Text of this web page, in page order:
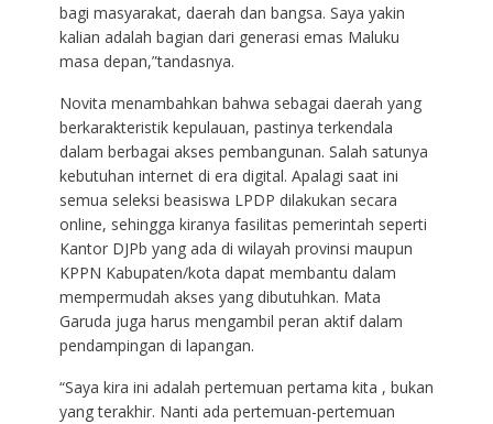
bagi masyarakat, daerah dan bangsa. Saya yakin
kalian adalah bagian dari generasi emas Maluku
masa depan,”tandasnya.
Novita menambahkan bahwa sebagai daerah yang
berkarakteristik kepulauan, pastinya terkendala
dalam berbagai akses pembangunan. Salah satunya
kebutuhan internet di era digital. Apalagi saat ini
semua seleksi beasiswa LPDP dilakukan secara
online, sehingga kiranya fasilitas pemerintah seperti
Kantor DJPb yang ada di wilayah provinsi maupun
KPPN Kabupaten/kota dapat membantu dalam
mempermudah akses yang dibutuhkan. Mata
Garuda juga harus mengambil peran aktif dalam
pendampingan di lapangan.
“Saya kira ini adalah pertemuan pertama kita , bukan
yang terakhir. Nanti ada pertemuan-pertemuan